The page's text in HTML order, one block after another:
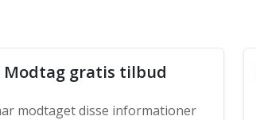
Modtag gratis tilbud
modtaget disse informationer